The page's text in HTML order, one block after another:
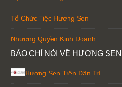
Tổ Chức Tiệc Hương Sen
Nhượng Quyền Kinh Doanh
BÁO CHÍ NÓI VỀ HƯƠNG SEN
Hương Sen Trên Dân Trí